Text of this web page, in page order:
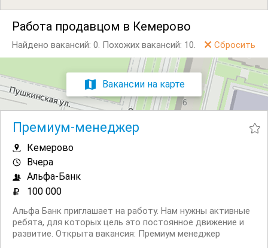
Работа продавцом в Кемерово
Найдено вакансий: 0. Похожих вакансий: 10. Сбросить
Вакансии на карте
Премиум-менеджер
Кемерово
Вчера
Альфа-Банк
100 000
Альфа Банк приглашает на работу. Нам нужны активные
ребята, для которых цель это постоянное движение и
развитие. Открыта вакансия: Премиум менеджер